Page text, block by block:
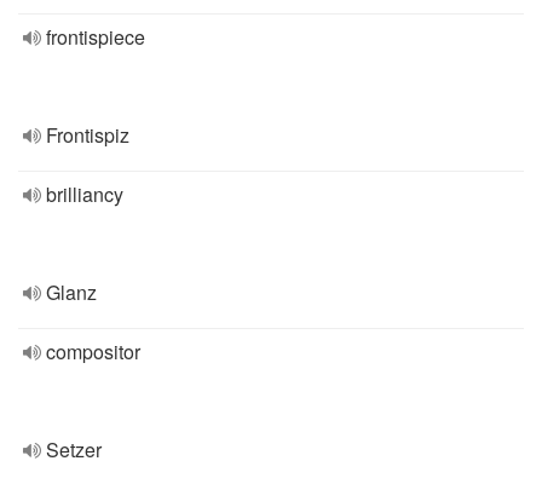
frontispiece
Frontispiz
brilliancy
Glanz
compositor
Setzer